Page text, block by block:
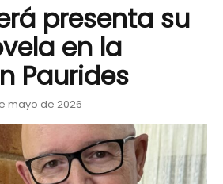
presenta su
en la
Paurides
mayo de 2026